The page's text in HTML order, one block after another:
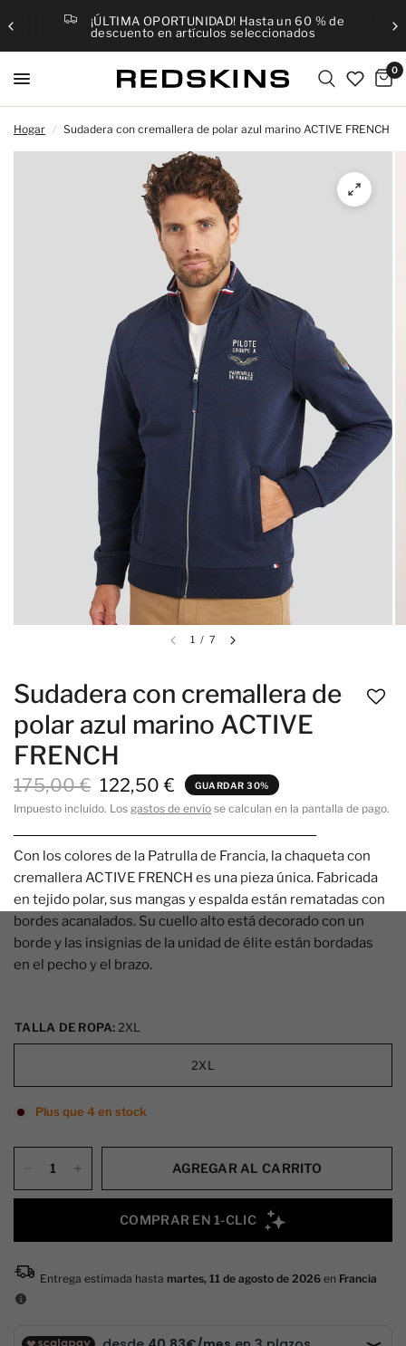
¡ÚLTIMA OPORTUNIDAD! Hasta un 60 % de
descuento en artículos seleccionados
0
Hogar / Sudadera con cremallera de polar azul marino ACTIVE FRENCH
1 / 7
Sudadera con cremallera de
polar azul marino ACTIVE
FRENCH
175,00 € 122,50 € GUARDAR 30%
Impuesto incluido. Los gastos de envío se calculan en la pantalla de pago.
Con los colores de la Patrulla de Francia, la chaqueta con
cremallera ACTIVE FRENCH es una pieza única. Fabricada
en tejido polar, sus mangas y espalda están rematadas con
bordes acanalados. Su cuello alto está decorado con un
borde y las insignias de la unidad de élite están bordadas
en el pecho y el brazo.
TALLA DE ROPA: 2XL
2XL
Plus que 4 en stock
AGREGAR AL CARRITO